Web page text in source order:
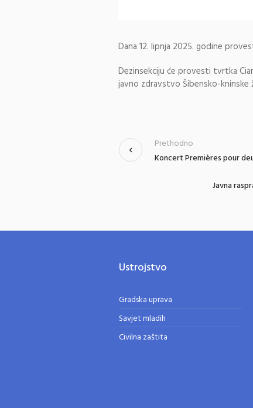
Dana 12. lipnja 2025. godine
Dezinsekciju će provesti tvrtka
javno zdravstvo Šibensko-kninske
Koncert Premières pour
Prethodno
Javna
Ustrojstvo
Gradska uprava
Savjet mladih
Civilna zaštita